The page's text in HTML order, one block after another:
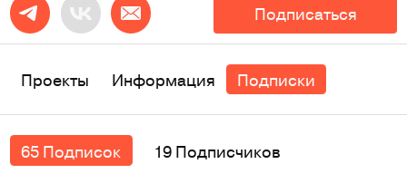
Подписаться
Проекты Информация Подписки
65 Подписок 19 Подписчиков